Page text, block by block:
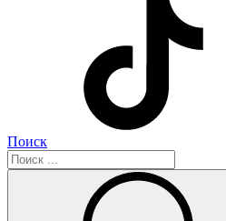
Поиск